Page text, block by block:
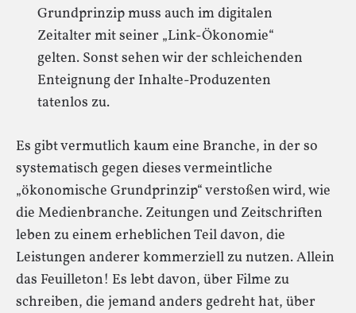
Grundprinzip muss auch im digitalen
Zeitalter mit seiner „Link-Ökonomie“
gelten. Sonst sehen wir der schleichenden
Enteignung der Inhalte-Produzenten
tatenlos zu.
Es gibt vermutlich kaum eine Branche, in der so
systematisch gegen dieses vermeintliche
„ökonomische Grundprinzip“ verstoßen wird, wie
die Medienbranche. Zeitungen und Zeitschriften
leben zu einem erheblichen Teil davon, die
Leistungen anderer kommerziell zu nutzen. Allein
das Feuilleton! Es lebt davon, über Filme zu
schreiben, die jemand anders gedreht hat, über